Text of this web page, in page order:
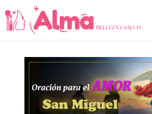
Saltar
al
contenido